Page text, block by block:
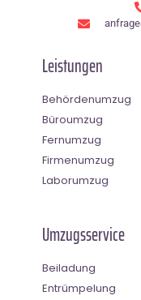
Leistungen
Behördenumzug
Büroumzug
Fernumzug
Firmenumzug
Laborumzug
Umzugsservice
Beiladung
Entrümpelung